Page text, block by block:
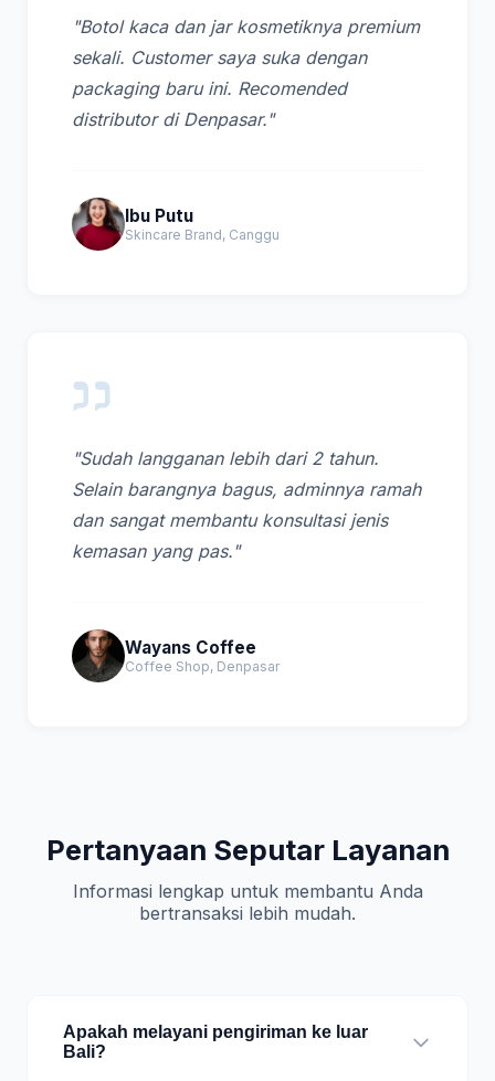
"Botol kaca dan jar kosmetiknya premium
sekali. Customer saya suka dengan
packaging baru ini. Recomended
distributor di Denpasar."
Ibu Putu
Skincare Brand, Canggu
"Sudah langganan lebih dari 2 tahun.
Selain barangnya bagus, adminnya ramah
dan sangat membantu konsultasi jenis
kemasan yang pas."
Wayans Coffee
Coffee Shop, Denpasar
Pertanyaan Seputar Layanan
Informasi lengkap untuk membantu Anda
bertransaksi lebih mudah.
Apakah melayani pengiriman ke luar
Bali?